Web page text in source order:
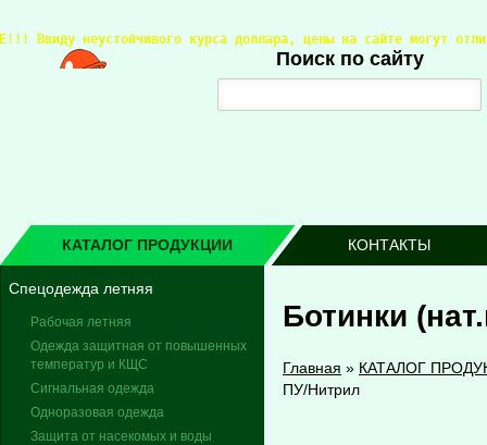
Поиск по сайту
Ввиду неустойчивого курса доллара, цены на сайте могут
КАТАЛОГ ПРОДУКЦИИ КОНТАКТЫ
Спецодежда летняя
Рабочая летняя
Одежда защитная от повышенных
температур и КЩС
Сигнальная одежда
Одноразовая одежда
Защита от насекомых и воды
Ботинки
Главная » КАТАЛОГ
ПУ/Нитрил